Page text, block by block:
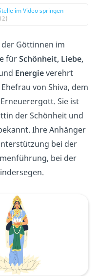
im Video springen
der Göttinnen im
fürSchönheit, Liebe,
Energieverehrt
von Shiva, dem
Sie ist
der Schönheit und
Ihre Anhänger
bei der
bei der